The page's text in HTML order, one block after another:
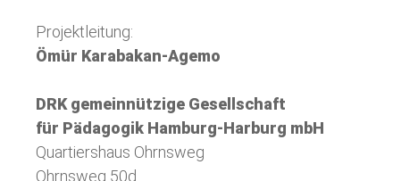
Projektleitung:
Ömür Karabakan-Agemo
DRK gemeinnützige Gesellschaft
für Pädagogik Hamburg-Harburg mbH
Quartiershaus Ohrnsweg
Ohrnsweg 50d